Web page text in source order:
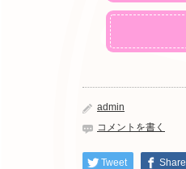
admin
コメントを書く
Tweet Share